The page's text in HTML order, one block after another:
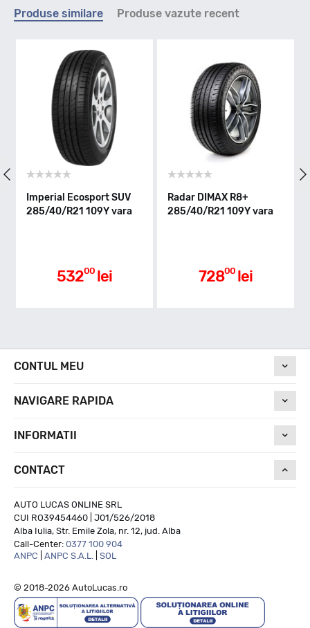
Indice greutate
Clasa de eficienta
B
Run On Flat
NU
Produse similare Produse vazute recent
Imperial Ecosport SUV
285/40/R21 109Y vara
53200 lei
Radar DIMAX R8+
285/40/R21 109Y vara
72800 lei
CONTUL MEU
NAVIGARE RAPIDA
INFORMATII
CONTACT
AUTO LUCAS ONLINE SRL
CUI RO39454460 | J01/526/2018
Alba Iulia, Str. Emile Zola, nr. 12, jud. Alba
Call-Center: 0377 100 904
ANPC
ANPC S.A.L. SOL
© 2018-2026 AutoLucas.ro